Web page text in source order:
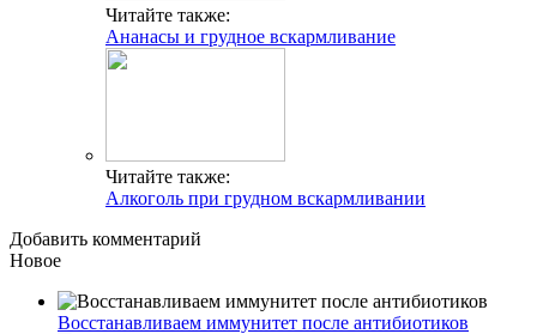
Читайте также:
Ананасы и грудное вскармливание
Читайте также:
Алкоголь при грудном вскармливании
Добавить комментарий
Новое
Восстанавливаем иммунитет после антибиотиков